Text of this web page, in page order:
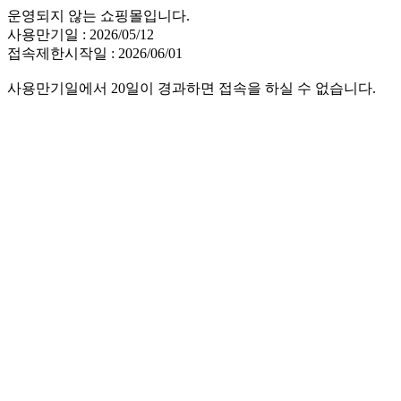
운영되지 않는 쇼핑몰입니다.
사용만기일 : 2026/05/12
접속제한시작일 : 2026/06/01
사용만기일에서 20일이 경과하면 접속을 하실 수 없습니다.